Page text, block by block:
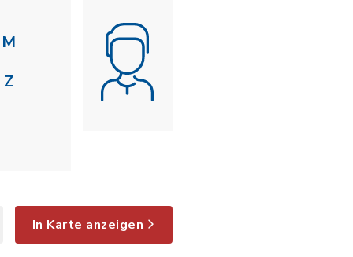
M
Z
In Karte anzeigen